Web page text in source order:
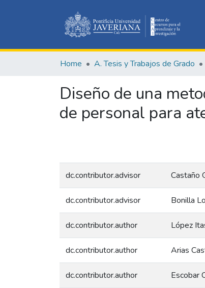
Home A. Tesis y Trabajos de Grado
Diseño de una
de personal para
dc.contributor.advisor Castaño
dc.contributor.advisor Bonilla
dc.contributor.author López
dc.contributor.author Arias
dc.contributor.author Escobar